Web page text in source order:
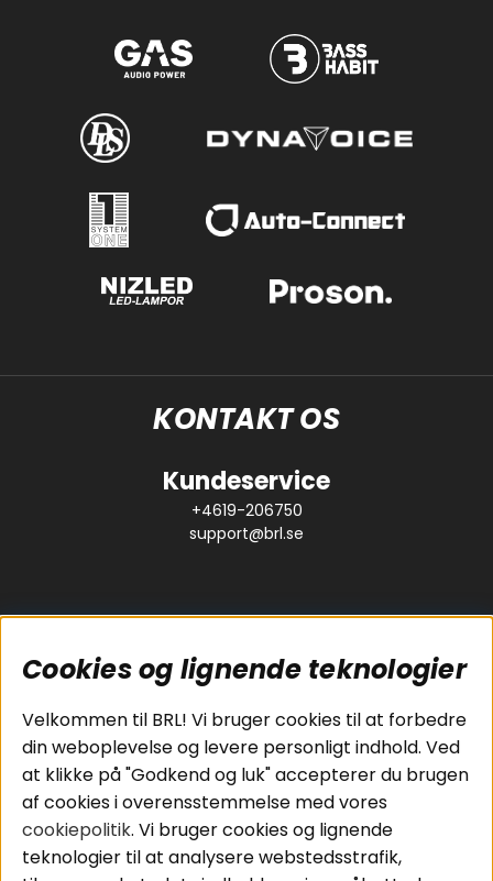
KONTAKT OS
Kundeservice
+4619-206750
support@brl.se
Populære sider
Pakkeløsninger
Bilstereo
Højttalere
Forstærker
Smartphone
Tilbehør
Kundeservice
Cookies
Handelsbetingelser
Personvernpolicy
Service / Garanti /
Retur
Cookies og lignende teknologier
Velkommen til BRL! Vi bruger cookies til at forbedre
din weboplevelse og levere personligt indhold. Ved
at klikke på "Godkend og luk" accepterer du brugen
af cookies i overensstemmelse med vores
cookiepolitik. Vi bruger cookies og lignende
teknologier til at analysere webstedsstrafik,